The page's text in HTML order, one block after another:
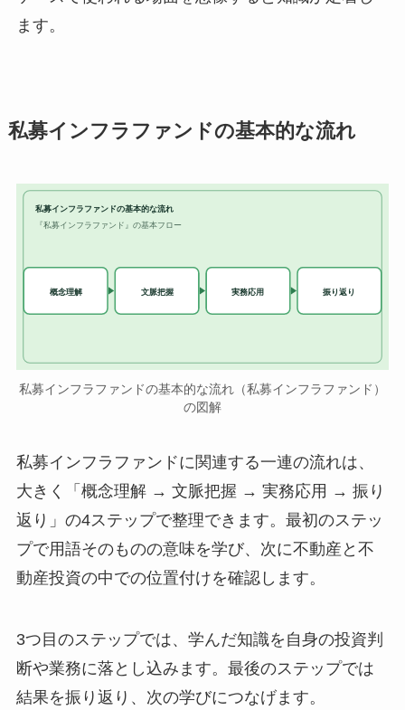
ます。
私募インフラファンドの基本的な流れ
私募インフラファンドの基本的な流れ
『私募インフラファンド』の基本フロー
概念理解 文脈把握 実務応用 振り返り
私募インフラファンドの基本的な流れ（私募インフラファンド）
の図解
私募インフラファンドに関連する一連の流れは、
大きく「概念理解 → 文脈把握 → 実務応用 → 振り
返り」の4ステップで整理できます。最初のステッ
プで用語そのものの意味を学び、次に不動産と不
動産投資の中での位置付けを確認します。
3つ目のステップでは、学んだ知識を自身の投資判
断や業務に落とし込みます。最後のステップでは
結果を振り返り、次の学びにつなげます。